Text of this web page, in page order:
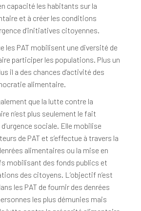
capacité les habitants sur la
et à créer les conditions
d’initiatives citoyennes.
les PAT mobilisent une diversité de
participer les populations. Plus un
il a des chances d’activité des
alimentaire.
que la lutte contre la
n’est plus seulement le fait
sociale. Elle mobilise
de PAT et s’effectue à travers la
alimentaires ou la mise en
mobilisant des fonds publics et
des citoyens. L’objectif n’est
les PAT de fournir des denrées
les plus démunies mais